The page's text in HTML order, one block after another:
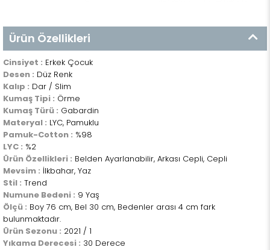
Ürün Özellikleri
Cinsiyet : Erkek Çocuk
Desen : Düz Renk
Kalıp : Dar / Slim
Kumaş Tipi : Örme
Kumaş Türü : Gabardin
Materyal : LYC, Pamuklu
Pamuk-Cotton : %98
LYC : %2
Ürün Özellikleri : Belden Ayarlanabilir, Arkası Cepli, Cepli
Mevsim : İlkbahar, Yaz
Stil : Trend
Numune Bedeni : 9 Yaş
Ölçü : Boy 76 cm, Bel 30 cm, Bedenler arası 4 cm fark
bulunmaktadır.
Ürün Sezonu : 2021 / 1
Yıkama Derecesi : 30 Derece